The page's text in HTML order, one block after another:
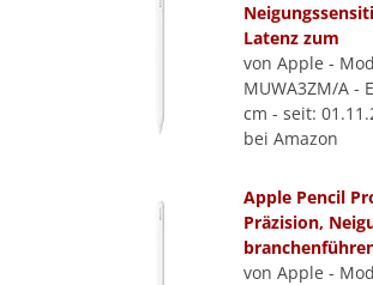
Latenz zum
von Apple -
MUWA3ZM/A -
cm - seit:
bei Amazon
Apple Pencil
Präzision,
von Apple -